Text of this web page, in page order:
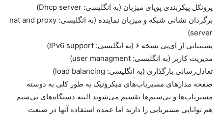
پروتکل پیکربندی پویای میزبان (به انگلیسی: Dhcp server)
برگردان نشانی شبکه و میزبان نماینده (به انگلیسی: nat and proxy
server)
پشتیبانی از آی‌پی نسخه ۶ (به انگلیسی: IPv6 support)
مدیریت کاربر (به انگلیسی: user managment)
تعادل‌رسانی بارگذاری (به انگلیسی: load balancing)
صفحه مدارهای مسیریاب‌های میکروتیک به طور کلی به دوسته
مسیریاب‌ها و بی‌سیم‌ها تقسیم می‌شوند البته دستگاه‌های بی‌سیم
هم توانایی مسیریابی را دارند اما عمده استفاده آنها در صنعت